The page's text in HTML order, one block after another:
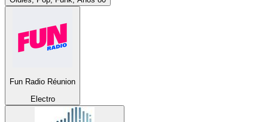
Fun Radio Réunion
Electro